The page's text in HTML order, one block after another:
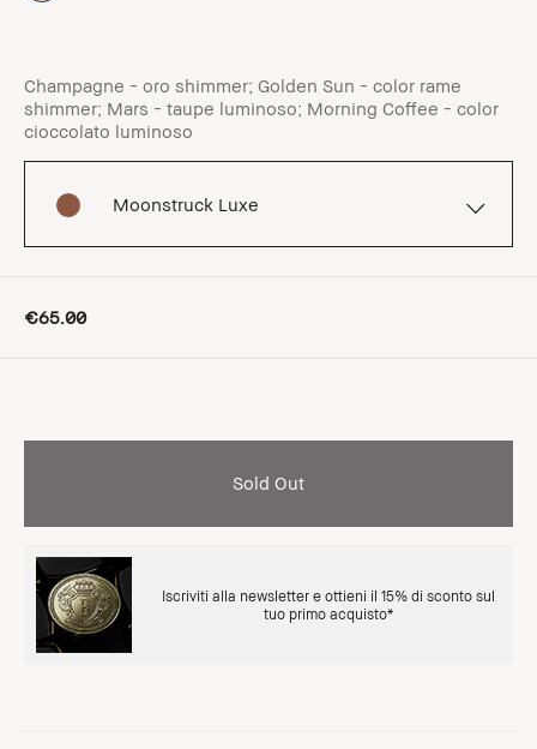
Champagne - oro shimmer; Golden Sun - color rame
shimmer; Mars - taupe luminoso; Morning Coffee - color
cioccolato luminoso
Moonstruck Luxe
€65.00
Sold Out
Iscriviti alla newsletter e ottieni il 15% di sconto sul
tuo primo acquisto*